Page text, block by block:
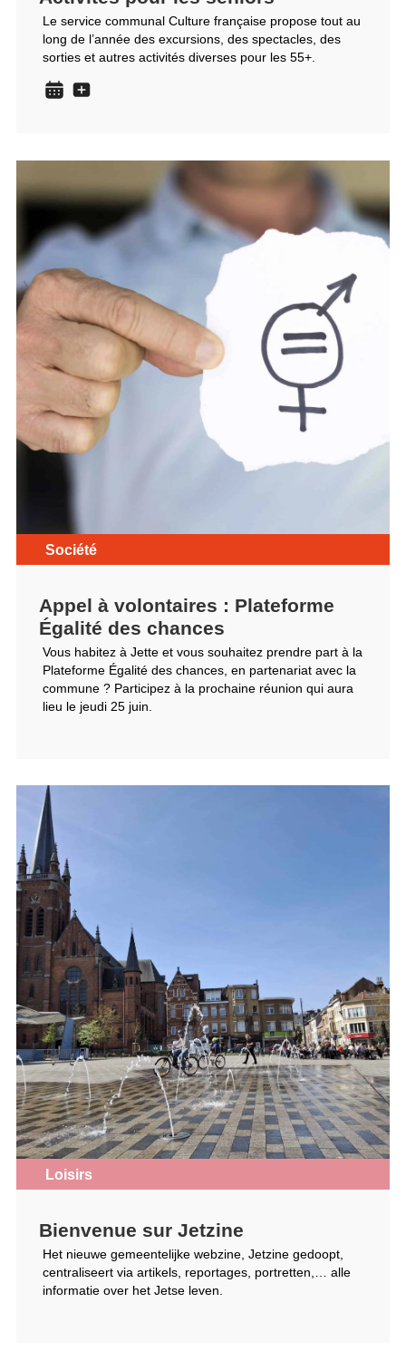
Le service communal Culture française propose tout au
long de l’année des excursions, des spectacles, des
sorties et autres activités diverses pour les 55+.
Société
Appel à volontaires : Plateforme
Égalité des chances
Vous habitez à Jette et vous souhaitez prendre part à la
Plateforme Égalité des chances, en partenariat avec la
commune ? Participez à la prochaine réunion qui aura
lieu le jeudi 25 juin.
Loisirs
Bienvenue sur Jetzine
Het nieuwe gemeentelijke webzine, Jetzine gedoopt,
centraliseert via artikels, reportages, portretten,… alle
informatie over het Jetse leven.